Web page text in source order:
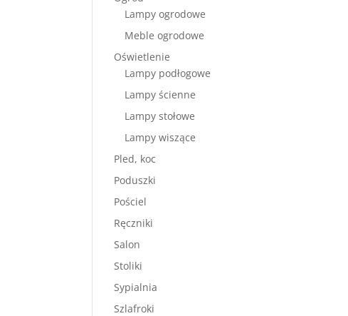
Lampy ogrodowe
Meble ogrodowe
Oświetlenie
Lampy podłogowe
Lampy ścienne
Lampy stołowe
Lampy wiszące
Pled, koc
Poduszki
Pościel
Ręczniki
Salon
Stoliki
Sypialnia
Szlafroki